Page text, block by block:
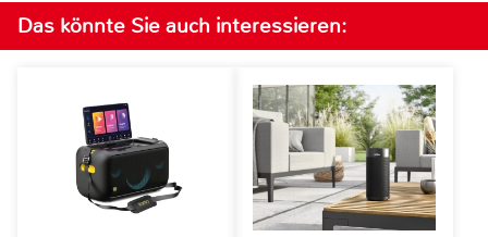
Das könnte Sie auch interessieren: